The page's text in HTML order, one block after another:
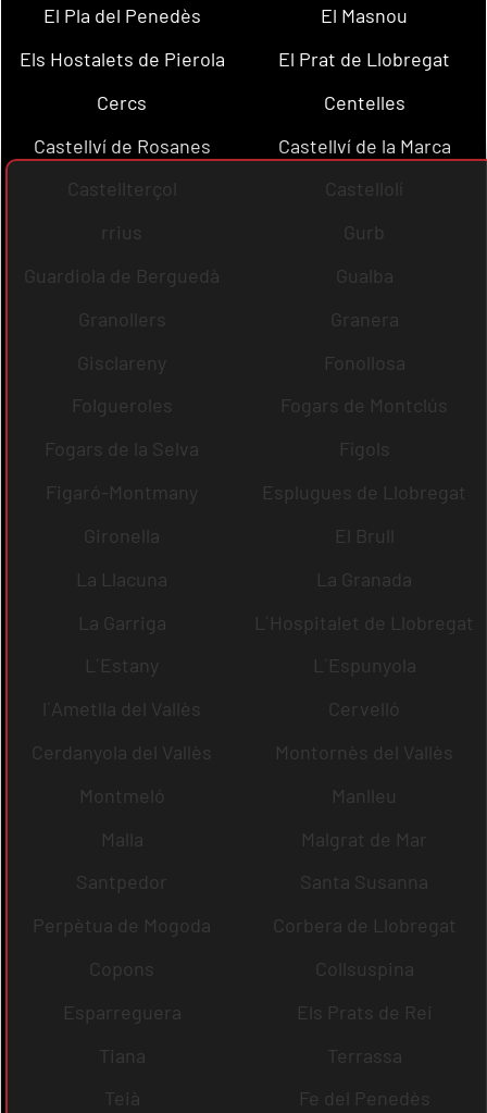
El Pla del Penedès
El Masnou
Els Hostalets de Pierola
El Prat de Llobregat
Cercs
Centelles
Castellví de Rosanes
Castellví de la Marca
Castellterçol
Castellolí
rrius
Gurb
Guardiola de Berguedà
Gualba
Granollers
Granera
Gisclareny
Fonollosa
Folgueroles
Fogars de Montclús
Fogars de la Selva
Fígols
Figaró-Montmany
Esplugues de Llobregat
Gironella
El Brull
La Llacuna
La Granada
La Garriga
L´Hospitalet de Llobregat
L´Estany
L´Espunyola
l´Ametlla del Vallès
Cervelló
Cerdanyola del Vallès
Montornès del Vallès
Montmeló
Manlleu
Malla
Malgrat de Mar
Santpedor
Santa Susanna
Perpètua de Mogoda
Corbera de Llobregat
Copons
Collsuspina
Esparreguera
Els Prats de Rei
Tiana
Terrassa
Teià
Fe del Penedès